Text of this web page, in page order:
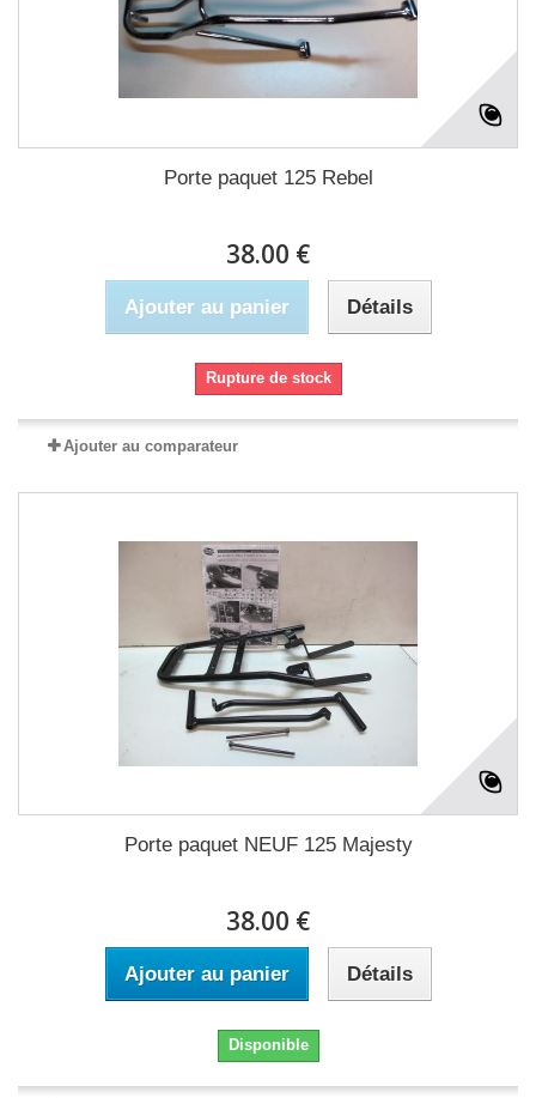
Porte paquet 125 Rebel
38.00 €
Ajouter au panier Détails
Rupture de stock
Ajouter au comparateur
Porte paquet NEUF 125 Majesty
38.00 €
Ajouter au panier Détails
Disponible